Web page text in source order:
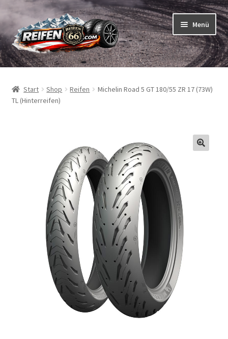
Zur
Navigation
springen
Zum
Inhalt
springen
Menü
Reifen
Schläuche
Reifentests
Start Shop Reifen
Michelin Road 5 GT 180/55 ZR 17 (73W)
TL (Hinterreifen)